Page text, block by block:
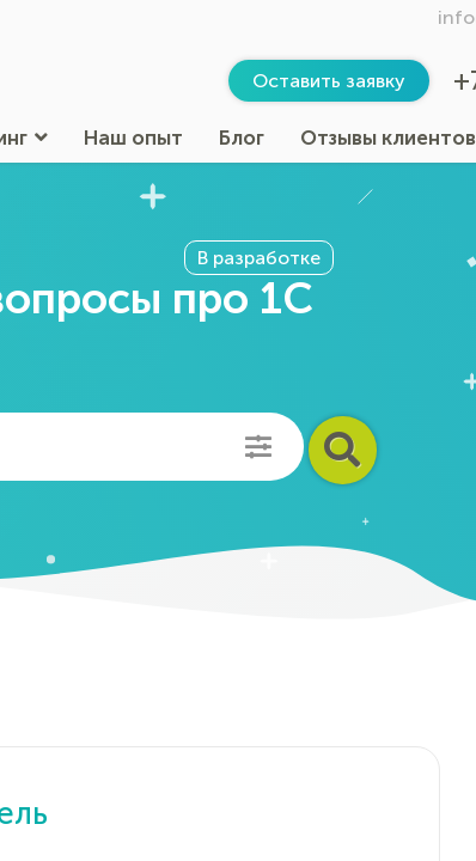
Оставить заявку
Наш опыт Блог Отзывы клиентов
про 1С
В разработке